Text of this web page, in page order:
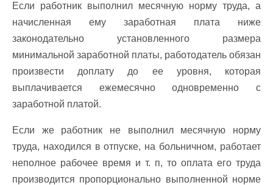
Если работник выполнил месячную норму труда, а
начисленная ему заработная плата ниже
законодательно установленного размера
минимальной заработной платы, работодатель обязан
произвести доплату до ее уровня, которая
выплачивается ежемесячно одновременно с
заработной платой.
Если же работник не выполнил месячную норму
труда, находился в отпуске, на больничном, работает
неполное рабочее время и т. п, то оплата его труда
производится пропорционально выполненной норме